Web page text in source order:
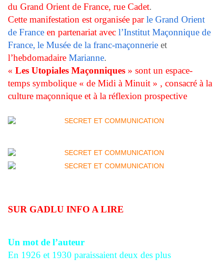
du Grand Orient de France, rue Cadet.
Cette manifestation est organisée par le Grand Orient
de France en partenariat avec l’Institut Maçonnique de
France, le Musée de la franc-maçonnerie et
l’hebdomadaire Marianne.
« Les Utopiales Maçonniques » sont un espace-
temps symbolique « de Midi à Minuit » , consacré à la
culture maçonnique et à la réflexion prospective
SUR GADLU INFO A LIRE
Un mot de l’auteur
En 1926 et 1930 paraissaient deux des plus